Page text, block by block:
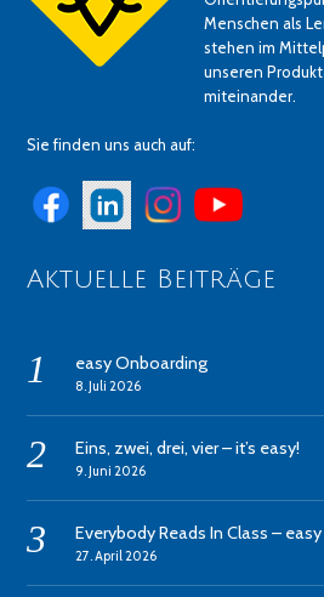
Menschen als
stehen im
unseren
miteinander.
Sie finden uns auch auf:
Aktuelle Beiträge
easy Onboarding
8. Juli 2026
Eins, zwei, drei, vier – it’s easy!
9. Juni 2026
Everybody Reads In Class – easy
27. April 2026